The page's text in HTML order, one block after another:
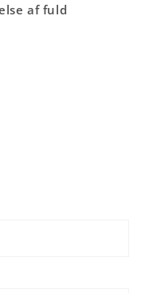
af fuld